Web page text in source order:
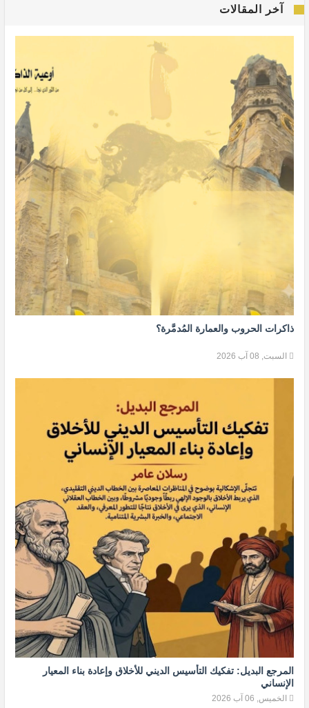
آخر المقالات
ذاكرات الحروب والعمارة المُدمَّرة؟
السبت, 08 آب 2026
المرجع البديل: تفكيك التأسيس الديني للأخلاق وإعادة بناء المعيار
الإنساني
الخميس, 06 آب 2026